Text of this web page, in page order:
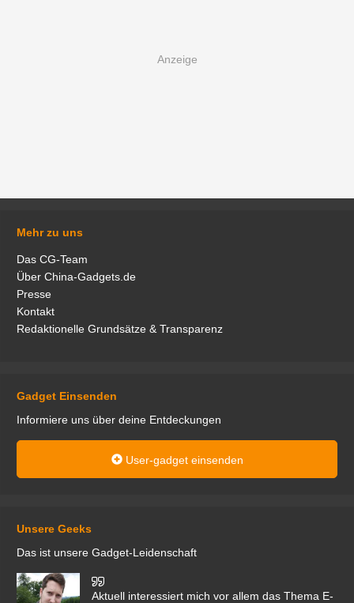
Mehr zu uns
Das CG-Team
Über China-Gadgets.de
Presse
Kontakt
Redaktionelle Grundsätze & Transparenz
Gadget Einsenden
Informiere uns über deine Entdeckungen
User-gadget einsenden
Unsere Geeks
Das ist unsere Gadget-Leidenschaft
Aktuell interessiert mich vor allem das Thema E-